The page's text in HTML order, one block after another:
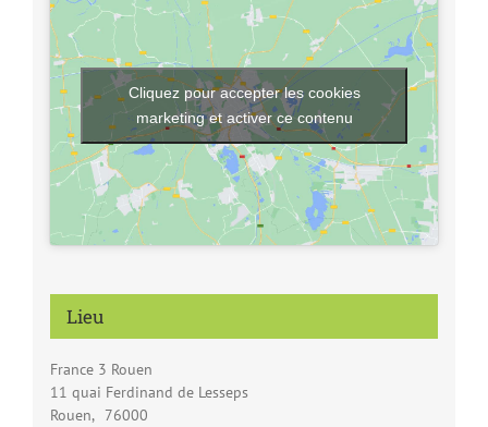
Lieu
France 3 Rouen
11 quai Ferdinand de Lesseps
Rouen, 76000
Cliquez pour accepter les cookies
marketing et activer ce contenu